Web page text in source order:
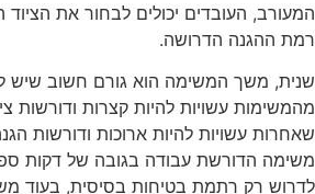
המעורב, העובדים יכולים לבחור את
רמת ההגנה הדרושה.
שנית, משך המשימה הוא גורם חשוב שיש
מהמשימות עשויות להיות קצרות ודורשות
שאחרות עשויות להיות ארוכות ודורשות
משימה הדורשת עבודה בגובה של דקות
לדרוש רק רתמת בטיחות בסיסית, בעוד